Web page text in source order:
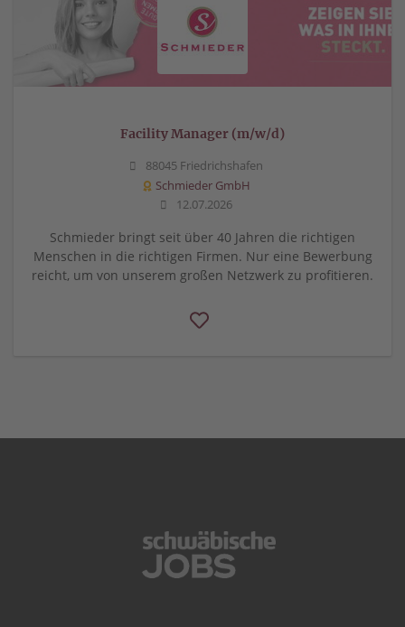
Facility Manager (m/w/d)
88045 Friedrichshafen
Schmieder GmbH
12.07.2026
Schmieder bringt seit über 40 Jahren die richtigen
Menschen in die richtigen Firmen. Nur eine Bewerbung
reicht, um von unserem großen Netzwerk zu profitieren.